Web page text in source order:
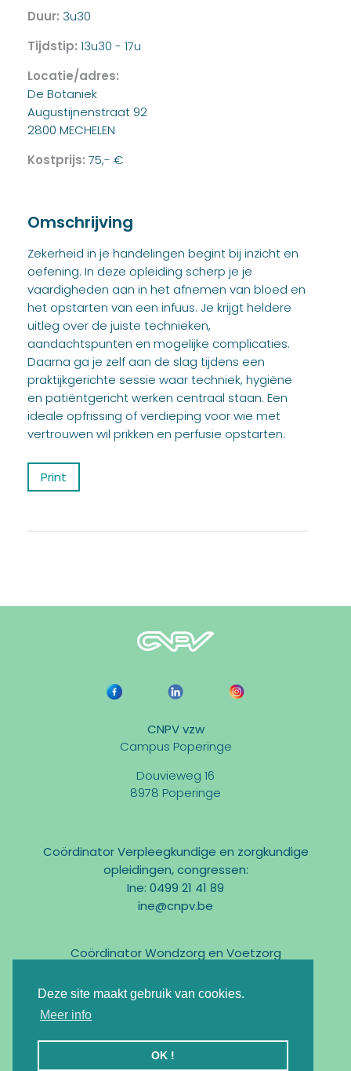
Deze site maakt gebruik van cookies.
Meer info
OK !
Duur: 3u30
Tijdstip: 13u30 - 17u
Locatie/adres:
De Botaniek
Augustijnenstraat 92
2800 MECHELEN
Kostprijs: 75,- €
Omschrijving
Zekerheid in je handelingen begint bij inzicht en
oefening. In deze opleiding scherp je je
vaardigheden aan in het afnemen van bloed en
het opstarten van een infuus. Je krijgt heldere
uitleg over de juiste technieken,
aandachtspunten en mogelijke complicaties.
Daarna ga je zelf aan de slag tijdens een
praktijkgerichte sessie waar techniek, hygiëne
en patiëntgericht werken centraal staan. Een
ideale opfrissing of verdieping voor wie met
vertrouwen wil prikken en perfusie opstarten.
Print
CNPV vzw
Campus Poperinge
Douvieweg 16
8978 Poperinge
Coördinator Verpleegkundige en zorgkundige
opleidingen, congressen:
Ine: 0499 21 41 89
ine@cnpv.be
Coördinator Wondzorg en Voetzorg
marc@cnpv.be
Registratie KMO-Portefeuille : DV.O105524